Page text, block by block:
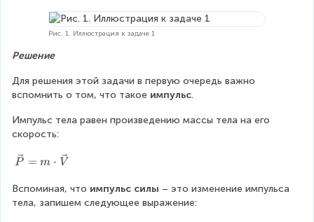
}
2
\f
a
c
{
с
{
Н
Рис. 1. Иллюстрация к задаче 1
Решение
Для решения этой задачи в первую очередь важно
вспомнить о том, что такое импульс.
Импульс тела равен произведению массы тела на его
скорость:
\
e
c
P = m ⋅ V
Вспоминая, что импульс силы – это изменение импульса
тела, запишем следующее выражение: